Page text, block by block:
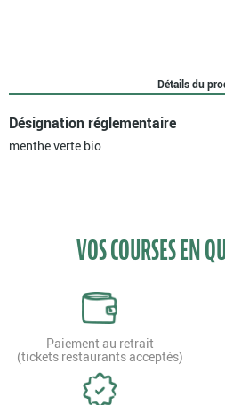
Détails du
Désignation réglementaire
menthe verte bio
VOS COURSES EN
Paiement au retrait
(tickets restaurants acceptés)